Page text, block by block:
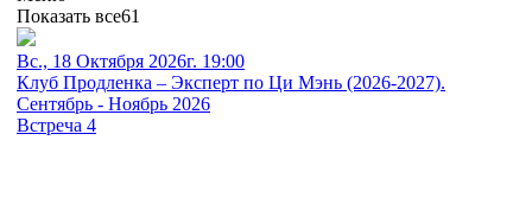
Показать все61
Вс., 18 Октября 2026г. 19:00
Клуб Продленка – Эксперт по Ци Мэнь (2026-2027).
Сентябрь - Ноябрь 2026
Встреча 4